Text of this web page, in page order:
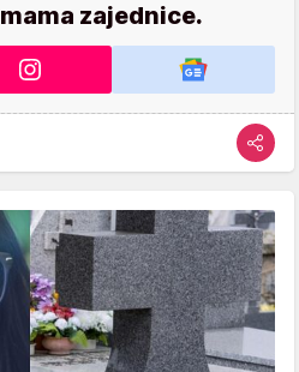
zajednice.